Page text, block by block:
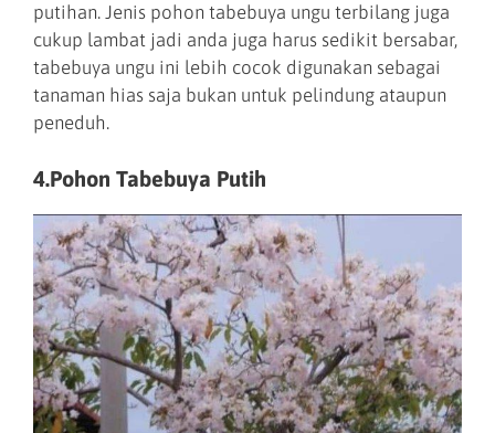
putihan. Jenis pohon tabebuya ungu terbilang juga
cukup lambat jadi anda juga harus sedikit bersabar,
tabebuya ungu ini lebih cocok digunakan sebagai
tanaman hias saja bukan untuk pelindung ataupun
peneduh.
4.Pohon Tabebuya Putih